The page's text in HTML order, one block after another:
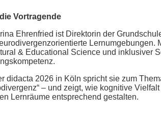
Vortragende
Ehrenfried ist Direktorin der
Lernumgebungen.
& Educational Science und inklusiver
didacta 2026 in Köln spricht sie zum
– und zeigt, wie kognitive
Lernräume entsprechend gestalten.